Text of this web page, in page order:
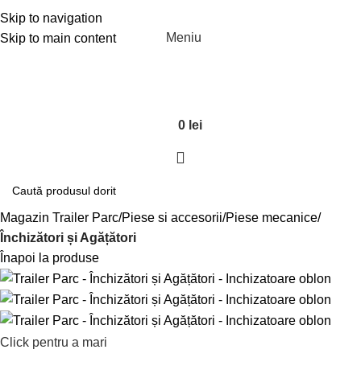
Skip to navigation
Skip to main content
Meniu
0 lei
Magazin Trailer Parc Piese si accesorii Piese mecanice
Închizători și Agățători
Înapoi la produse
Click pentru a mari